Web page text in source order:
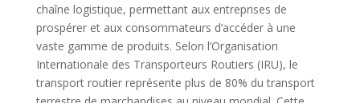
chaîne logistique, permettant aux entreprises de
prospérer et aux consommateurs d’accéder à une
vaste gamme de produits. Selon l’Organisation
Internationale des Transporteurs Routiers (IRU), le
transport routier représente plus de 80% du transport